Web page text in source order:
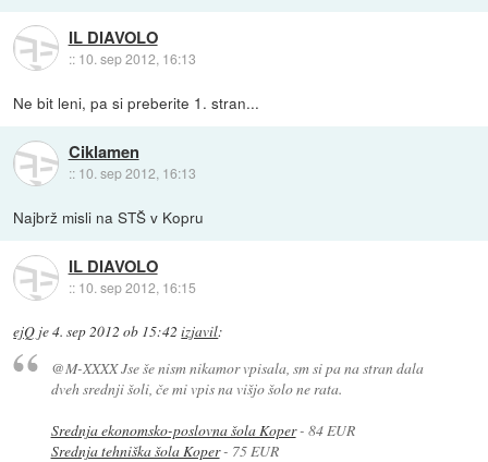
IL DIAVOLO
:: 10. sep 2012, 16:13
Ne bit leni, pa si preberite 1. stran...
Ciklamen
:: 10. sep 2012, 16:13
Najbrž misli na STŠ v Kopru
IL DIAVOLO
:: 10. sep 2012, 16:15
ejQ je4. sep 2012 ob 15:42 izjavil:
@M-XXXX Jse še nism nikamor vpisala, sm si pa na stran dala
dveh srednji šoli, če mi vpis na višjo šolo ne rata.
Srednja ekonomsko-poslovna šola Koper- 84 EUR
Srednja tehniška šola Koper- 75 EUR